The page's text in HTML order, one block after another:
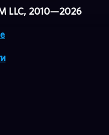
LLC, 2010—2026